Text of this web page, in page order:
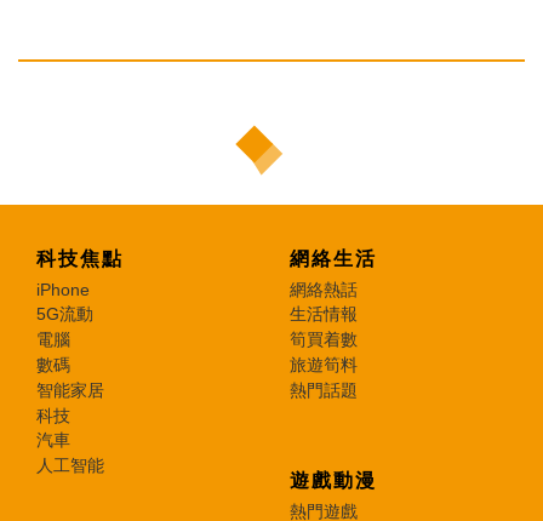
科技焦點
iPhone
5G流動
電腦
數碼
智能家居
科技
汽車
人工智能
網絡生活
網絡熱話
生活情報
筍買着數
旅遊筍料
熱門話題
遊戲動漫
熱門遊戲